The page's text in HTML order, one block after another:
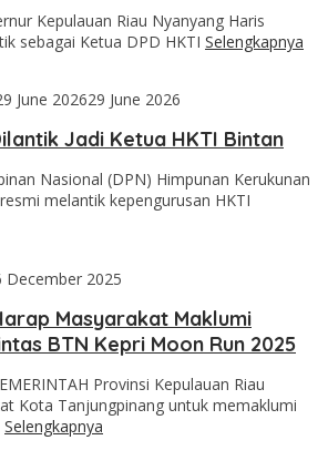
Kepulauan Riau Nyanyang Haris
sebagai Ketua DPD HKTI Selengkapnya
June 202629 June 2026
Jadi Ketua HKTI Bintan
Nasional (DPN) Himpunan Kerukunan
melantik kepengurusan HKTI
December 2025
Masyarakat Maklumi
BTN Kepri Moon Run 2025
Provinsi Kepulauan Riau
Kota Tanjungpinang untuk memaklumi
Selengkapnya